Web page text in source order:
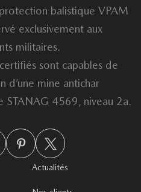
balistique VPAM
exclusivement aux
militaires.
sont capables de
d’une mine antichar
STANAG 4569, niveau 2a.
Actualités